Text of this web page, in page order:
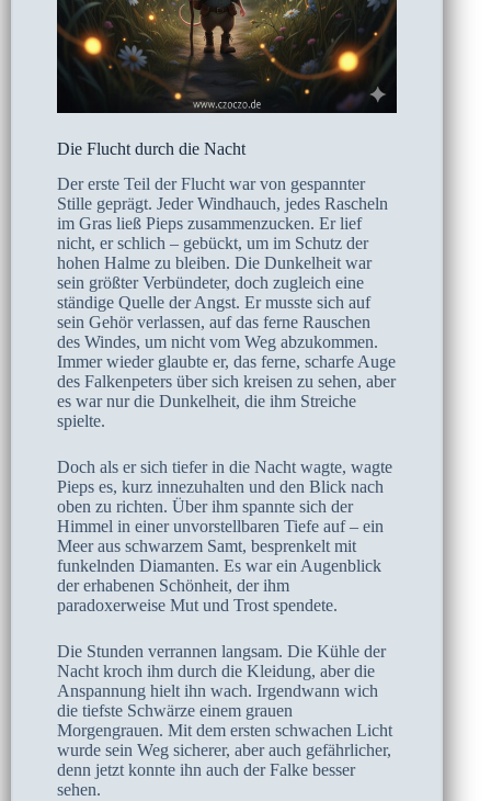
Die Flucht durch die Nacht
Der erste Teil der Flucht war von gespannter
Stille geprägt. Jeder Windhauch, jedes Rascheln
im Gras ließ Pieps zusammenzucken. Er lief
nicht, er schlich – gebückt, um im Schutz der
hohen Halme zu bleiben. Die Dunkelheit war
sein größter Verbündeter, doch zugleich eine
ständige Quelle der Angst. Er musste sich auf
sein Gehör verlassen, auf das ferne Rauschen
des Windes, um nicht vom Weg abzukommen.
Immer wieder glaubte er, das ferne, scharfe Auge
des Falkenpeters über sich kreisen zu sehen, aber
es war nur die Dunkelheit, die ihm Streiche
spielte.
Doch als er sich tiefer in die Nacht wagte, wagte
Pieps es, kurz innezuhalten und den Blick nach
oben zu richten. Über ihm spannte sich der
Himmel in einer unvorstellbaren Tiefe auf – ein
Meer aus schwarzem Samt, besprenkelt mit
funkelnden Diamanten. Es war ein Augenblick
der erhabenen Schönheit, der ihm
paradoxerweise Mut und Trost spendete.
Die Stunden verrannen langsam. Die Kühle der
Nacht kroch ihm durch die Kleidung, aber die
Anspannung hielt ihn wach. Irgendwann wich
die tiefste Schwärze einem grauen
Morgengrauen. Mit dem ersten schwachen Licht
wurde sein Weg sicherer, aber auch gefährlicher,
denn jetzt konnte ihn auch der Falke besser
sehen.